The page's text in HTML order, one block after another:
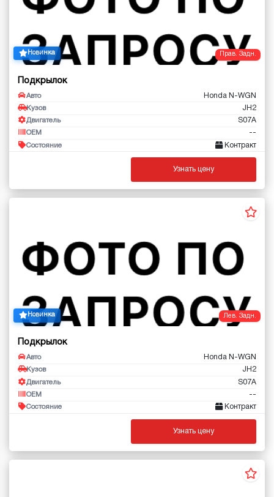
Прав. Задн.
Новинка
Подкрылок
Авто Honda N-WGN
Кузов JH2
Двигатель S07A
OEM --
Состояние Контракт
Узнать цену
Лев. Задн.
Новинка
Подкрылок
Авто Honda N-WGN
Кузов JH2
Двигатель S07A
OEM --
Состояние Контракт
Узнать цену